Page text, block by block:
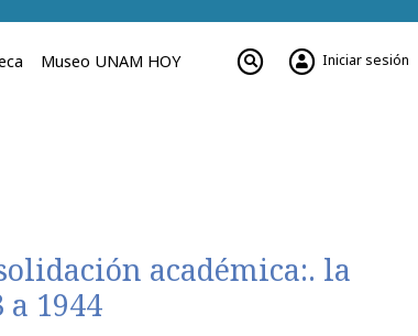
Museo UNAM HOY Iniciar sesión
académica:. la
1944